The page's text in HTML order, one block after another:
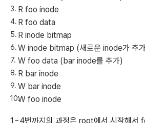
R foo inode
R foo data
R inode bitmap
W inode bitmap (새로운 inode가 추
W foo data (bar inode를 추가)
R bar inode
W bar inode
W foo inode
1~4번까지의 과정은 root에서 시작해서